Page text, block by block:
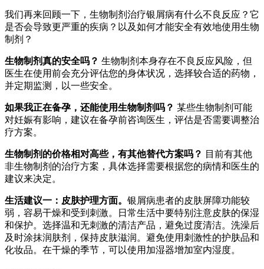
我们再来回顾一下，生物制剂治疗银屑病有什么不良反应？它
是否会导致更严重的疾病？以及如何才能安全有效地使用生物
制剂？
生物制剂真的安全吗？ 生物制剂本身存在不良反应风险，但
医生在使用前会充分评估您的身体状况，选择较合适的药物，
并定期监测，以一些安全。
如果我正在备孕，还能使用生物制剂吗？ 某些生物制剂可能
对妊娠有影响，建议在备孕前咨询医生，评估是否需要调整治
疗方案。
生物制剂的价格相对高些，有其他替代方案吗？ 目前有其他
非生物制剂的治疗方案，具体选择需要根据您的病情和医生的
建议来决定。
生活建议一：皮肤护理方面。 银屑病患者的皮肤屏障功能较
弱，容易干燥和受到刺激。日常生活中要特别注意皮肤的保湿
和保护。选择温和无刺激的清洁产品，避免过度清洁。洗澡后
及时涂抹润肤剂，保持皮肤滋润。避免使用刺激性的护肤品和
化妆品。在干燥的季节，可以使用加湿器增加室内湿度。